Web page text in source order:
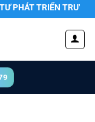
TRUYỀN THÔNG